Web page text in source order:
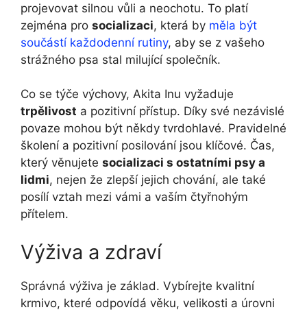
projevovat silnou vůli a neochotu. To platí
zejména pro socializaci, která by měla být
součástí každodenní rutiny, aby se z vašeho
strážného psa stal milující společník.
Co se týče výchovy, Akita Inu vyžaduje
trpělivost a pozitivní přístup. Díky své nezávislé
povaze mohou být někdy tvrdohlavé. Pravidelné
školení a pozitivní posilování jsou klíčové. Čas,
který věnujete socializaci s ostatními psy a
lidmi, nejen že zlepší jejich chování, ale také
posílí vztah mezi vámi a vaším čtyřnohým
přítelem.
Výživa a zdraví
Správná výživa je základ. Vybírejte kvalitní
krmivo, které odpovídá věku, velikosti a úrovni